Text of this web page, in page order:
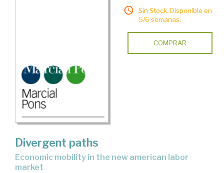
Sin Stock. Disponible en
5/6 semanas.
COMPRAR
Divergent paths
economic mobility in the new american labor
market